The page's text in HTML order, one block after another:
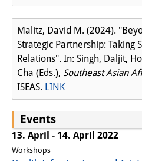
Programm
Praktikum
Links
Kontakt
Anfahrt
Medienkontakt
Malitz, David M. (2024).
Strategic Partnership: Taking
Relations". In: Singh, Daljit,
Cha (Eds.), Southeast Asian
ISEAS. LINK
Events
13. April - 14. April 2022
Workshops